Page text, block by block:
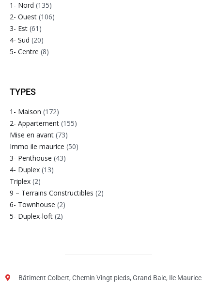
1- Nord (135)
2- Ouest (106)
3- Est (61)
4- Sud (20)
5- Centre (8)
TYPES
1- Maison (172)
2- Appartement (155)
Mise en avant (73)
Immo ile maurice (50)
3- Penthouse (43)
4- Duplex (13)
Triplex (2)
9 – Terrains Constructibles (2)
6- Townhouse (2)
5- Duplex-loft (2)
Bâtiment Colbert, Chemin Vingt pieds, Grand Baie, Ile Maurice